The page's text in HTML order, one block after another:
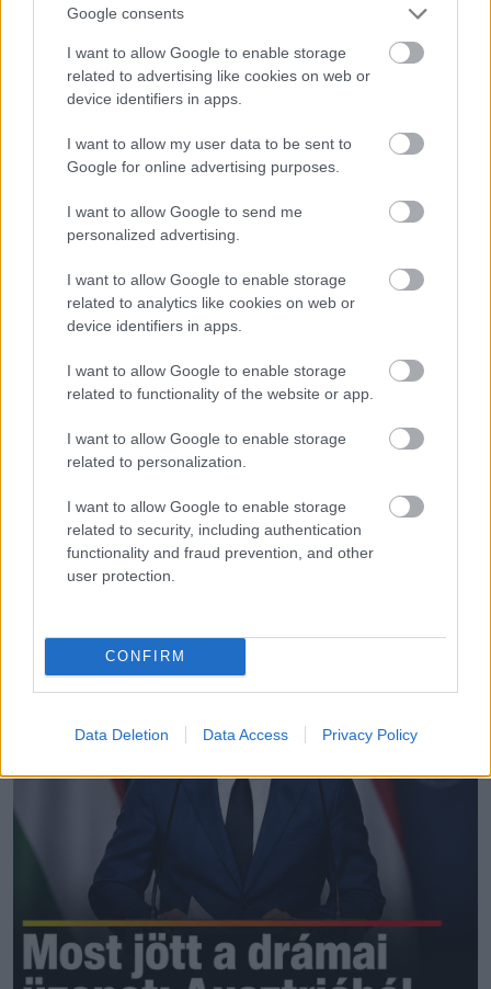
Google consents
I want to allow Google to enable storage
related to advertising like cookies on web or
device identifiers in apps.
I want to allow my user data to be sent to
Google for online advertising purposes.
I want to allow Google to send me
personalized advertising.
I want to allow Google to enable storage
related to analytics like cookies on web or
device identifiers in apps.
I want to allow Google to enable storage
related to functionality of the website or app.
I want to allow Google to enable storage
related to personalization.
I want to allow Google to enable storage
related to security, including authentication
functionality and fraud prevention, and other
user protection.
CONFIRM
Data Deletion Data Access Privacy Policy
figyelmeztették Magyar
LEGÚJABB POSZTOK: